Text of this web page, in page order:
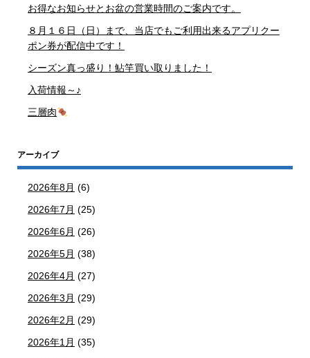
お得なお知らせとお盆の営業時間のご案内です。
８月１６日（日）まで、当店でもご利用出来るアプリクー
ポン券が配信中です！
シーズン真っ盛り！鮎竿買い取りました！
入荷情報～♪
三層肉
アーカイブ
2026年8月 (6)
2026年7月 (25)
2026年6月 (26)
2026年5月 (38)
2026年4月 (27)
2026年3月 (29)
2026年2月 (29)
2026年1月 (35)